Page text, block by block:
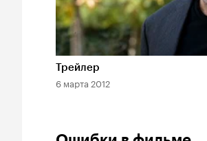
Длительность 2 мин
Трейлер
6 марта 2012